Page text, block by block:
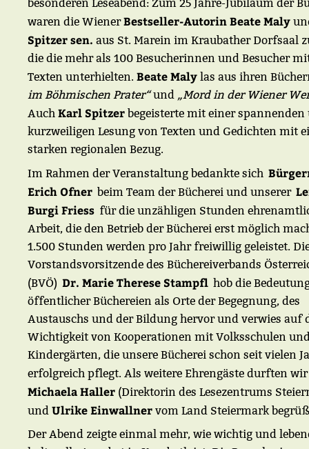
besonderen Leseabend: Zum 25 Jahre-Jubiläum der
waren die WienerBestseller-Autorin Beate Maly
Spitzer sen. aus St. Marein im Kraubather Dorfsaal
die die mehr als 100 Besucherinnen und Besucher
Texten unterhielten. Beate Maly las aus ihren
im Böhmischen Prater“und „Mord in der Wiener
Auch Karl Spitzer begeisterte mit einer spannenden
kurzweiligen Lesung von Texten und Gedichten mit
starken regionalen Bezug.
Im Rahmen der Veranstaltung bedankte sich
Erich Ofner beim Team der Bücherei und unserer
Burgi Friess für die unzähligen Stunden
Arbeit, die den Betrieb der Bücherei erst möglich
1.500 Stunden werden pro Jahr freiwillig geleistet.
Vorstandsvorsitzende des Büchereiverbands
(BVÖ) Dr. Marie Therese Stampfl hob die
öffentlicher Büchereien als Orte der Begegnung, des
Austauschs und der Bildung hervor und verwies auf
Wichtigkeit von Kooperationen mit Volksschulen
Kindergärten, die unsere Bücherei schon seit vielen
erfolgreich pflegt. Als weitere Ehrengäste durften
Michaela Haller (Direktorin des Lesezentrums
und Ulrike Einwallner vom Land Steiermark
Der Abend zeigte einmal mehr, wie wichtig und